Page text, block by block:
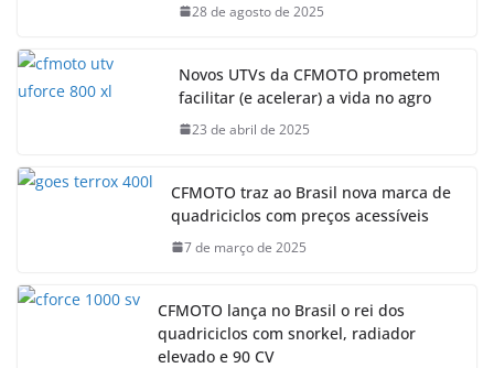
28 de agosto de 2025
Novos UTVs da CFMOTO prometem
facilitar (e acelerar) a vida no agro
23 de abril de 2025
CFMOTO traz ao Brasil nova marca de
quadriciclos com preços acessíveis
7 de março de 2025
CFMOTO lança no Brasil o rei dos
quadriciclos com snorkel, radiador
elevado e 90 CV